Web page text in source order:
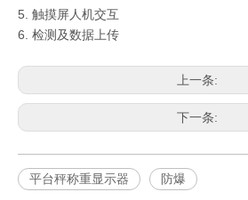
5. 触摸屏人机交互
6. 检测及数据上传
上一条:
下一条:
平台秤称重显示器 防爆